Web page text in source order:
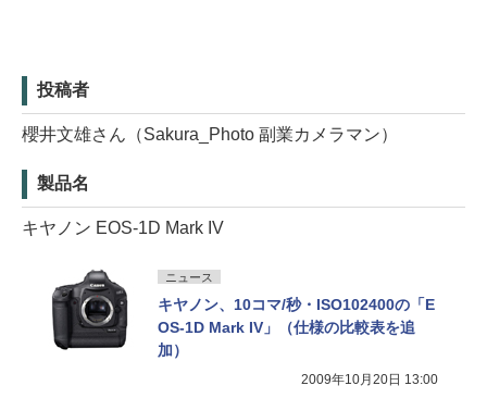
投稿者
櫻井文雄さん（Sakura_Photo 副業カメラマン）
製品名
キヤノン EOS-1D Mark IV
ニュース
キヤノン、10コマ/秒・ISO102400の「E
OS-1D Mark IV」（仕様の比較表を追
加）
2009年10月20日 13:00